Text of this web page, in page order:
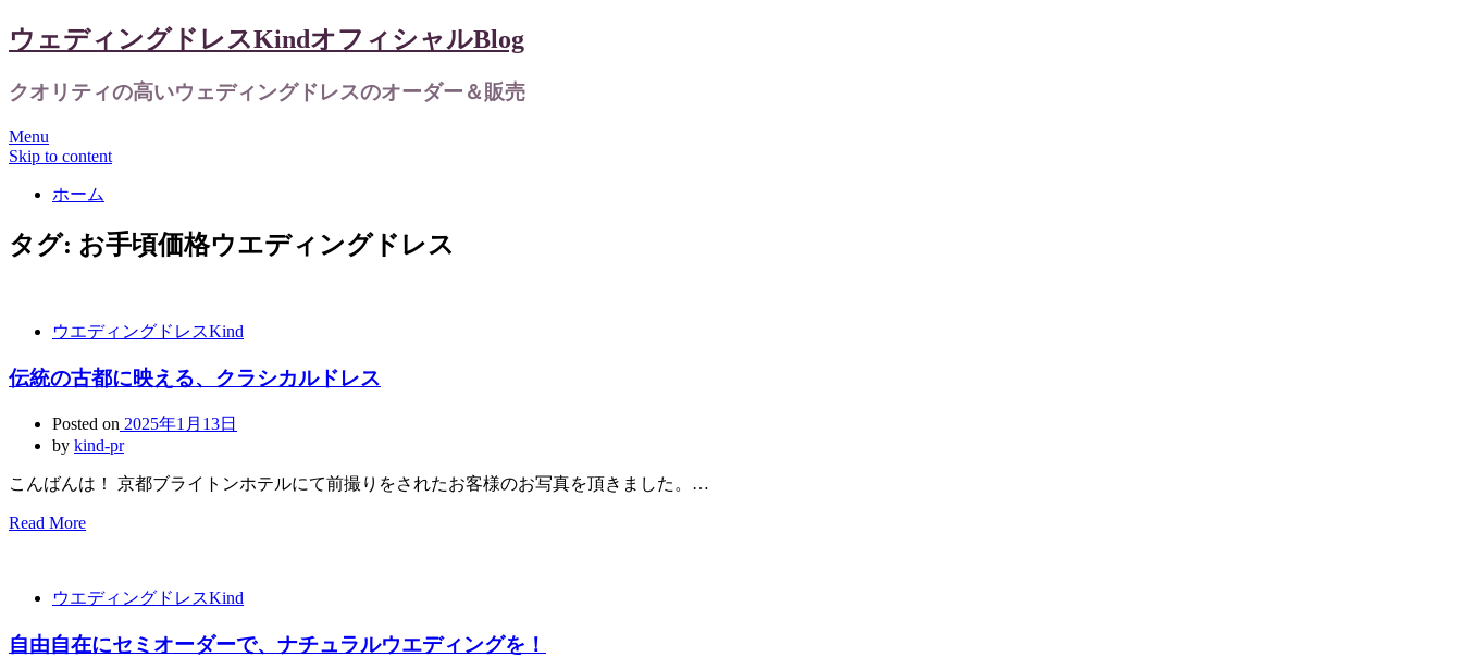
ウェディングドレスKindオフィシャルBlog
クオリティの高いウェディングドレスのオーダー＆販売
Menu
Skip to content
ホーム
タグ: お手頃価格ウエディングドレス
ウエディングドレスKind
伝統の古都に映える、クラシカルドレス
Posted on 2025年1月13日
by kind-pr
こんばんは！ 京都ブライトンホテルにて前撮りをされたお客様のお写真を頂きました。…
Read More
ウエディングドレスKind
自由自在にセミオーダーで、ナチュラルウエディングを！